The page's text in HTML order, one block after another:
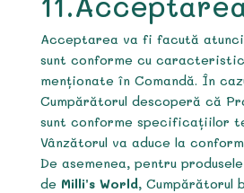
Acceptarea va fi facută atunci
sunt conforme cu
menționate în Comandă. În
Cumpărătorul descoperă că
sunt conforme specificațiilor
Vânzătorul va aduce la
De asemenea, pentru
de Milli’s World, Cumpărătorul